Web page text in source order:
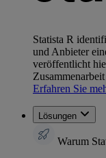
Statista R
und Anbieter
veröffentlicht
Erfahren Sie
Lösungen
Warum